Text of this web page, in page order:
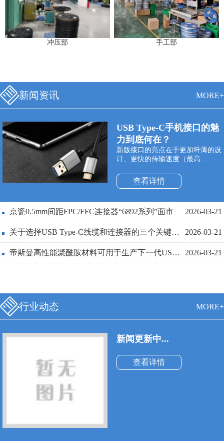
冲压部 手工部
新闻资讯 MORE+
USB Type-C手机接口的魅
力到底何在？
新版接口的亮点在于更加纤薄的设
计、更快的传输速度（最高
（最高100W）。Type-C双面可插
接口最大的特点是支持USB接口双
不准”的世界性难题，正反面随便
插。同时与它配套使用的USB数据
线也必须更细和更轻便。
查看详情
京瓷0.5mm间距FPC/FFC连接器“6892系列”面市 2026-03-21
关于选择USB Type-C线缆和连接器的三个关键设计点详解 2026-03-21
帝斯曼高性能聚酰胺材料可用于生产下一代USBType-C连接器 2026-03-21
行业动态 MORE+
新闻更新中...
查看详情